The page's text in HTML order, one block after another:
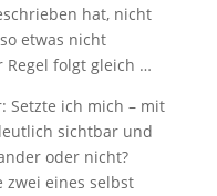
hat, nicht
etwas nicht
Regel folgt gleich …
: Setzte ich mich – mit
sichtbar und
oder nicht?
zwei eines selbst